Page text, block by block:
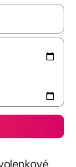
ich prechádzať